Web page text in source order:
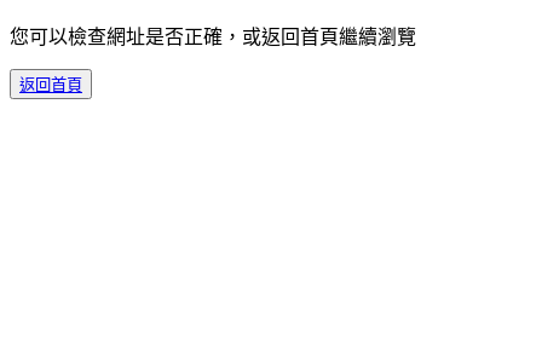
您可以檢查網址是否正確，或返回首頁繼續瀏覽
返回首頁